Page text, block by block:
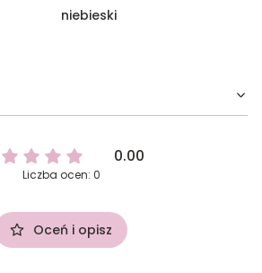
niebieski
0.00
Liczba ocen: 0
Oceń i opisz